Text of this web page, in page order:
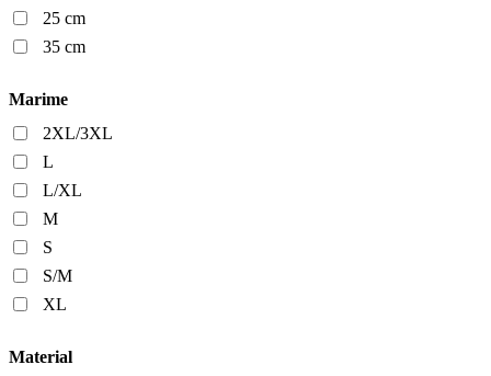
25 cm
35 cm
Marime
2XL/3XL
L
L/XL
M
S
S/M
XL
Material